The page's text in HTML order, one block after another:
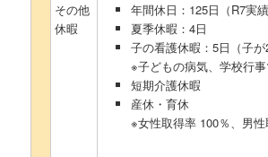
その他
休暇
年間休日：125日（R7実績
夏季休暇：4日
子の看護休暇：5日（子が
※子どもの病気、学校行
短期介護休暇
産休・育休
※女性取得率 100％、男性